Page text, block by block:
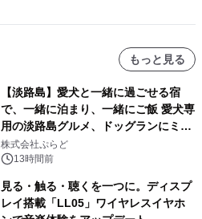
もっと見る
【淡路島】愛犬と一緒に過ごせる宿
で、一緒に泊まり、一緒にご飯 愛犬専
用の淡路島グルメ、ドッグランにミニ
プール グランピングとトレーラーハウ
スの2施設で
株式会社ぷらど
13時間前
見る・触る・聴くを一つに。ディスプ
レイ搭載「LL05」ワイヤレスイヤホ